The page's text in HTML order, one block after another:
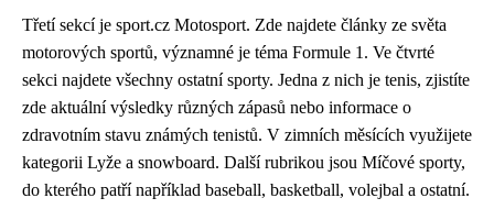
Třetí sekcí je sport.cz Motosport. Zde najdete články ze světa
motorových sportů, významné je téma Formule 1. Ve čtvrté
sekci najdete všechny ostatní sporty. Jedna z nich je tenis, zjistíte
zde aktuální výsledky různých zápasů nebo informace o
zdravotním stavu známých tenistů. V zimních měsících využijete
kategorii Lyže a snowboard. Další rubrikou jsou Míčové sporty,
do kterého patří například baseball, basketball, volejbal a ostatní.